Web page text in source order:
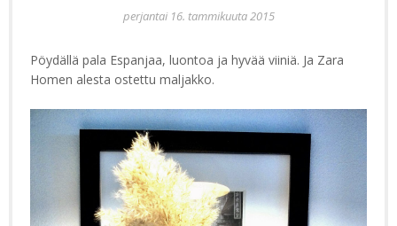
perjantai 16. tammikuuta 2015
Pöydällä pala Espanjaa, luontoa ja hyvää viiniä. Ja Zara
Homen alesta ostettu maljakko.